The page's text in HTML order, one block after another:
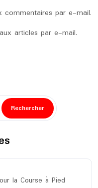
commentaires par e-mail.
articles par e-mail.
Rechercher
la Course à Pied